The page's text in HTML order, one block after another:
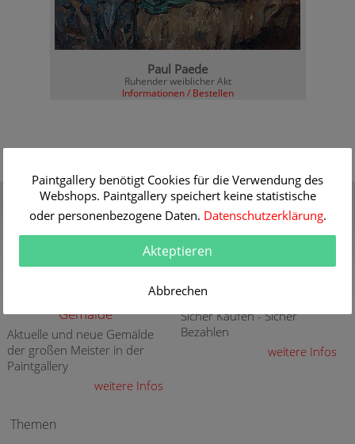
Paul Paede
Ruhender weiblicher Akt
Informationen / Bestellen
Gutschein
Verschenken Sie einen
Gutschein für eine
weitere Infos
Qualität
30 Jahre Erfahrung mit
hochwertigen Gemälde-
Reproduktionen
weitere Infos
Gemälde
Aktuelle und neue Gemälde
der großen Meister in der
Paintgallery
weitere Infos
Sicher Kaufen - Sicher
Bezahlen
weitere Infos
Themen
Paintgallery benötigt Cookies für die Verwendung des
Webshops. Paintgallery speichert keine statistische
oder personenbezogene Daten. Datenschutzerklärung.
Akteptieren
Abbrechen